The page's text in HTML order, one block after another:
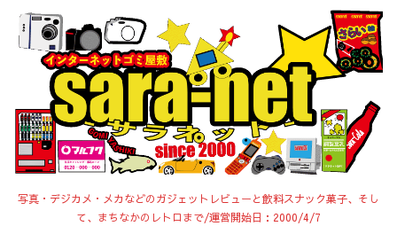
写真・デジカメ・メカなどのガジェットレビューと飲料スナック菓子、そし
て、まちなかのレトロまで/運営開始日：2000/4/7